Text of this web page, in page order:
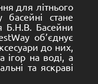
для літнього
стане
Б.Н.В. Басейни
об’єднує
до них,
ігор на воді, а
та яскраві